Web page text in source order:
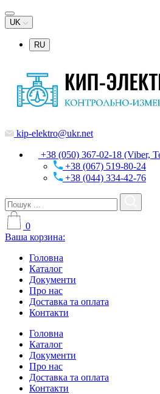
UK
RU
kip-elektro@ukr.net
+38 (050) 367-02-18 (Viber,
+38 (067) 519-80-24
+38 (044) 334-42-76
0
Ваша корзина:
Головна
Каталог
Документи
Про нас
Доставка та оплата
Контакти
Головна
Каталог
Документи
Про нас
Доставка та оплата
Контакти